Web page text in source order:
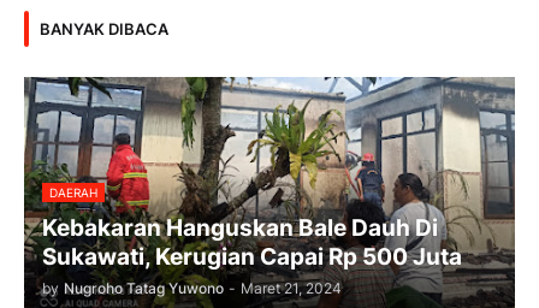
BANYAK DIBACA
DAERAH
Kebakaran Hanguskan Bale Dauh Di
Sukawati, Kerugian Capai Rp 500 Juta
by Nugroho Tatag Yuwono - Maret 21, 2024